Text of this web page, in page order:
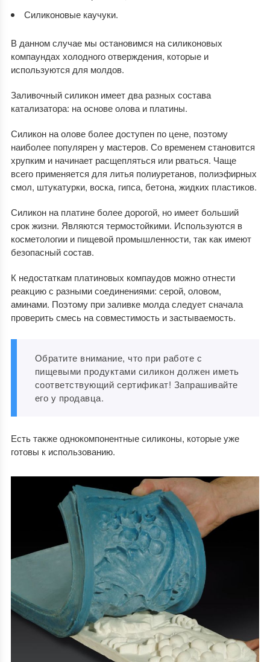
Силиконовые каучуки.
В данном случае мы остановимся на силиконовых
компаундах холодного отверждения, которые и
используются для молдов.
Заливочный силикон имеет два разных состава
катализатора: на основе олова и платины.
Силикон на олове более доступен по цене, поэтому
наиболее популярен у мастеров. Со временем становится
хрупким и начинает расщепляться или рваться. Чаще
всего применяется для литья полиуретанов, полиэфирных
смол, штукатурки, воска, гипса, бетона, жидких пластиков.
Силикон на платине более дорогой, но имеет больший
срок жизни. Являются термостойкими. Используются в
косметологии и пищевой промышленности, так как имеют
безопасный состав.
К недостаткам платиновых компаудов можно отнести
реакцию с разными соединениями: серой, оловом,
аминами. Поэтому при заливке молда следует сначала
проверить смесь на совместимость и застываемость.
Обратите внимание, что при работе с
пищевыми продуктами силикон должен иметь
соответствующий сертификат! Запрашивайте
его у продавца.
Есть также однокомпонентные силиконы, которые уже
готовы к использованию.